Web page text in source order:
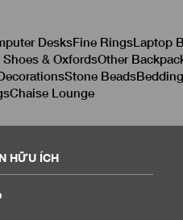
DesksFine RingsLaptop
Shoes & OxfordsOther
Stone Beads
Chaise Lounge
HỮU ÍCH